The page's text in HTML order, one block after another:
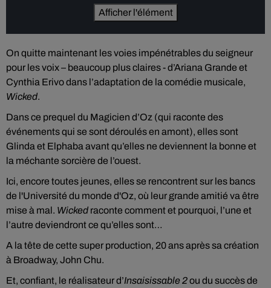
Afficher l'élément
On quitte maintenant les voies impénétrables du seigneur
pour les voix – beaucoup plus claires - d’Ariana Grande et
Cynthia Erivo dans l’adaptation de la comédie musicale,
Wicked.
Dans ce prequel du Magicien d’Oz (qui raconte des
événements qui se sont déroulés en amont), elles sont
Glinda et Elphaba avant qu’elles ne deviennent la bonne et
la méchante sorcière de l’ouest.
Ici, encore toutes jeunes, elles se rencontrent sur les bancs
de l'Université du monde d'Oz, où leur grande amitié va être
mise à mal. Wicked raconte comment et pourquoi, l’une et
l’autre deviendront ce qu’elles sont…
A la tête de cette super production, 20 ans après sa création
à Broadway, John Chu.
Et, confiant, le réalisateur d’Insaisissable 2ou du succès de